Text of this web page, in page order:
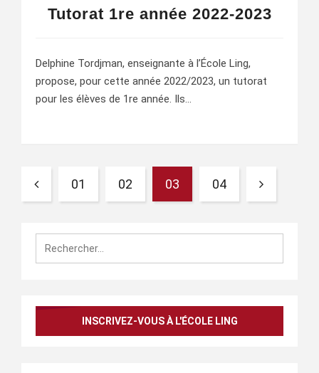
Tutorat 1re année 2022-2023
Delphine Tordjman, enseignante à l’École Ling,
propose, pour cette année 2022/2023, un tutorat
pour les élèves de 1re année. Ils…
01 02 03 04
Rechercher :
INSCRIVEZ-VOUS À L'ÉCOLE LING